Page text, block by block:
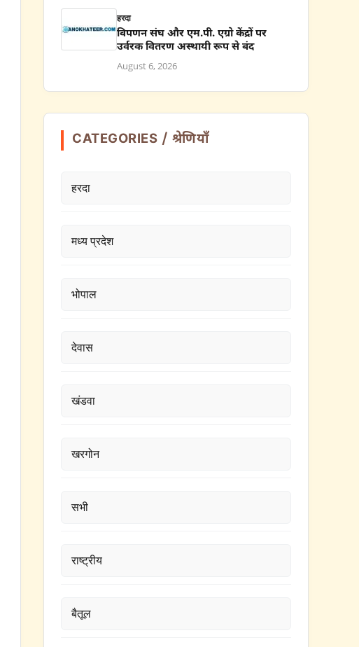
हरदा
विपणन संघ और एम.पी. एग्रो केंद्रों पर
उर्वरक वितरण अस्थायी रूप से बंद
August 6, 2026
CATEGORIES / श्रेणियाँ
हरदा
मध्य प्रदेश
भोपाल
देवास
खंडवा
खरगोन
सभी
राष्ट्रीय
बैतूल